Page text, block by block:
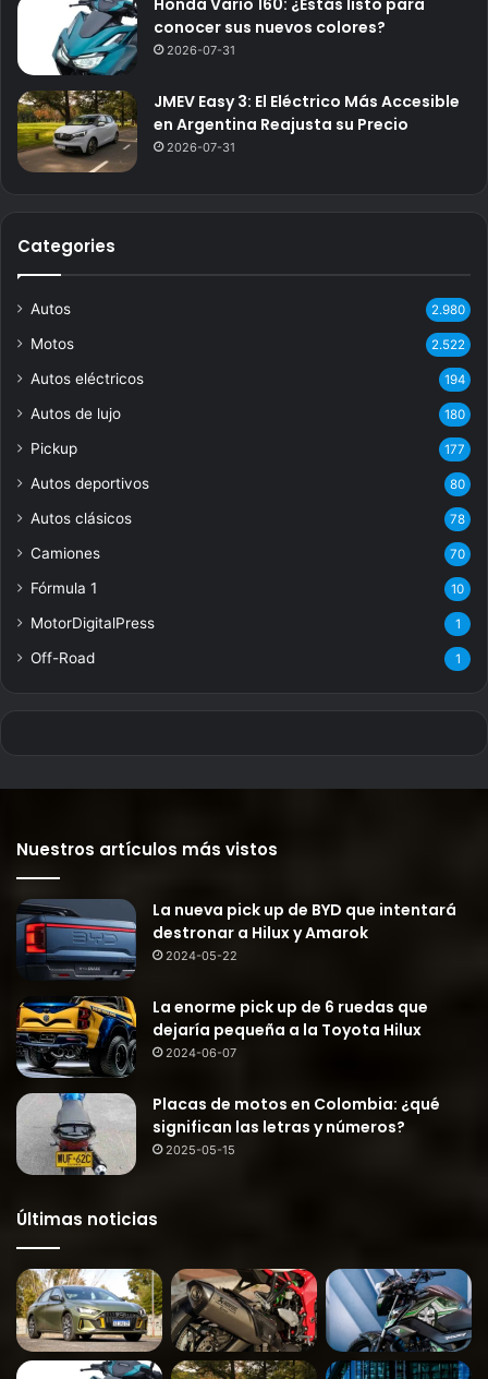
Honda Vario 160: ¿Estás listo para
conocer sus nuevos colores?
2026-07-31
JMEV Easy 3: El Eléctrico Más Accesible
en Argentina Reajusta su Precio
2026-07-31
Categories
Autos 2.980
Motos 2.522
Autos eléctricos 194
Autos de lujo 180
Pickup 177
Autos deportivos 80
Autos clásicos 78
Camiones 70
Fórmula 1 10
MotorDigitalPress 1
Off-Road 1
Nuestros artículos más vistos
La nueva pick up de BYD que intentará
destronar a Hilux y Amarok
2024-05-22
La enorme pick up de 6 ruedas que
dejaría pequeña a la Toyota Hilux
2024-06-07
Placas de motos en Colombia: ¿qué
significan las letras y números?
2025-05-15
Últimas noticias